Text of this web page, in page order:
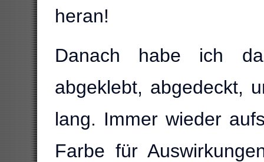
heran!
Danach habe ich
abgeklebt, abgedeckt,
lang. Immer wieder
Farbe für